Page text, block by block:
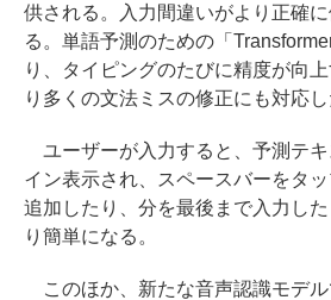
供される。入力間違いがより正確
る。単語予測のための「
り、タイピングのたびに精度が向
り多くの文法ミスの修正にも対応し
ユーザーが入力すると、予測テキ
イン表示され、スペースバーをタ
追加したり、分を最後まで入力し
り簡単になる。
このほか、新たな音声認識モデル